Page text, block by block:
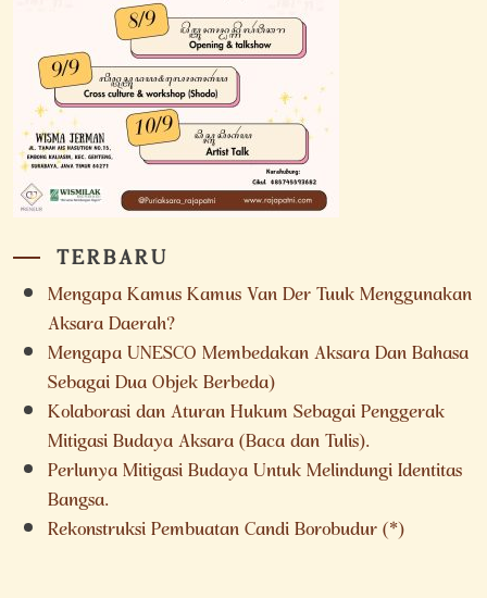
TERBARU
Mengapa Kamus Kamus Van Der Tuuk Menggunakan
Aksara Daerah?
Mengapa UNESCO Membedakan Aksara Dan Bahasa
Sebagai Dua Objek Berbeda)
Kolaborasi dan Aturan Hukum Sebagai Penggerak
Mitigasi Budaya Aksara (Baca dan Tulis).
Perlunya Mitigasi Budaya Untuk Melindungi Identitas
Bangsa.
Rekonstruksi Pembuatan Candi Borobudur (*)